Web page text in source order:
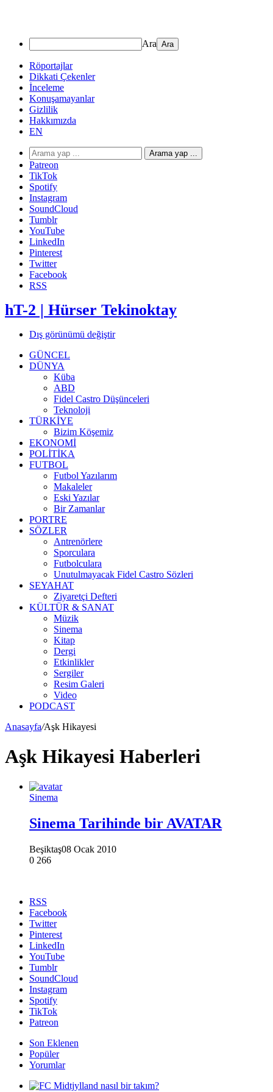
Ara
Röportajlar
Dikkati Çekenler
İnceleme
Konuşamayanlar
Gizlilik
Hakkımızda
EN
Arama yap ...
Patreon
TikTok
Spotify
Instagram
SoundCloud
Tumblr
YouTube
LinkedIn
Pinterest
Twitter
Facebook
RSS
hT-2 | Hürser Tekinoktay
Dış görünümü değiştir
GÜNCEL
DÜNYA
Küba
ABD
Fidel Castro Düşünceleri
Teknoloji
TÜRKİYE
Bizim Köşemiz
EKONOMİ
POLİTİKA
FUTBOL
Futbol Yazılarım
Makaleler
Eski Yazılar
Bir Zamanlar
PORTRE
SÖZLER
Antrenörlere
Sporculara
Futbolculara
Unutulmayacak Fidel Castro Sözleri
SEYAHAT
Ziyaretçi Defteri
KÜLTÜR & SANAT
Müzik
Sinema
Kitap
Dergi
Etkinlikler
Sergiler
Resim Galeri
Video
PODCAST
Anasayfa/Aşk Hikayesi
Aşk Hikayesi Haberleri
Sinema
Sinema Tarihinde bir AVATAR
Beşiktaş08 Ocak 2010
0 266
RSS
Facebook
Twitter
Pinterest
LinkedIn
YouTube
Tumblr
SoundCloud
Instagram
Spotify
TikTok
Patreon
Son Eklenen
Popüler
Yorumlar